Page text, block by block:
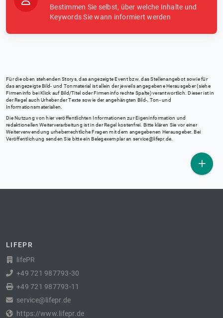
Bestimmen Sie selbst, über welche Inhalte und
Keywords Sie wann informiert werden
Für die oben stehenden Storys, das angezeigte Event bzw. das Stellenangebot sowie für
das angezeigte Bild- und Tonmaterial ist allein der jeweils angegebene Herausgeber (siehe
Firmeninfo bei Klick auf Bild/Titel oder Firmeninfo rechte Spalte) verantwortlich. Dieser ist in
der Regel auch Urheber der Texte sowie der angehängten Bild-, Ton- und
Informationsmaterialien.
Die Nutzung von hier veröffentlichten Informationen zur Eigeninformation und
redaktionellen Weiterverarbeitung ist in der Regel kostenfrei. Bitte klären Sie vor einer
Weiterverwendung urheberrechtliche Fragen mit dem angegebenen Herausgeber. Bei
Veröffentlichung senden Sie bitte ein Belegexemplar an service@lifepr.de
LIFEPR
lifePR
+49 721 987793-30
+49 721 987793-11
service@lifepr.de
https://www.lifepr.de